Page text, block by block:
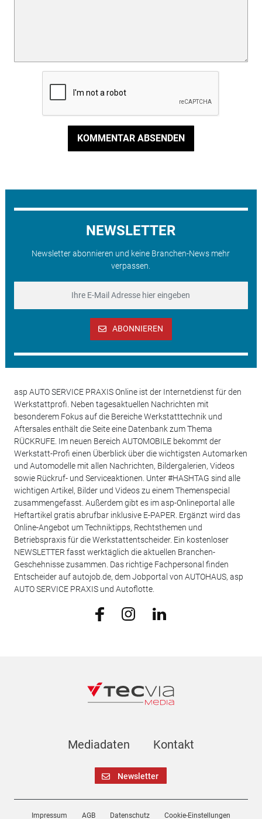
KOMMENTAR ABSENDEN
NEWSLETTER
Newsletter abonnieren und keine Branchen-News mehr
verpassen.
ABONNIEREN
asp AUTO SERVICE PRAXIS Online ist der Internetdienst für den
Werkstattprofi. Neben tagesaktuellen Nachrichten mit
besonderem Fokus auf die Bereiche Werkstatttechnik und
Aftersales enthält die Seite eine Datenbank zum Thema
RÜCKRUFE. Im neuen Bereich AUTOMOBILE bekommt der
Werkstatt-Profi einen Überblick über die wichtigsten Automarken
und Automodelle mit allen Nachrichten, Bildergalerien, Videos
sowie Rückruf- und Serviceaktionen. Unter #HASHTAG sind alle
wichtigen Artikel, Bilder und Videos zu einem Themenspecial
zusammengefasst. Außerdem gibt es im asp-Onlineportal alle
Heftartikel gratis abrufbar inklusive E-PAPER. Ergänzt wird das
Online-Angebot um Techniktipps, Rechtsthemen und
Betriebspraxis für die Werkstattentscheider. Ein kostenloser
NEWSLETTER fasst werktäglich die aktuellen Branchen-
Geschehnisse zusammen. Das richtige Fachpersonal finden
Entscheider auf autojob.de, dem Jobportal von AUTOHAUS, asp
AUTO SERVICE PRAXIS und Autoflotte.
Mediadaten Kontakt
Newsletter
Impressum AGB Datenschutz Cookie-Einstellungen